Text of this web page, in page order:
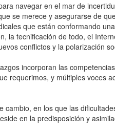
navegar en el mar de
se merece y asegurarse de
que están conformando
la tecnificación de todo, el
conflictos y la polarización
incorporan las
requerimos, y múltiples voces
cambio, en los que las
en la predisposición y